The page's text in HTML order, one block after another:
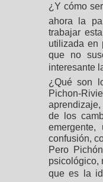
¿Y cómo
ahora la
trabajar
utilizada en
que no
interesante
¿Qué son
Pichon-
de los
confusión,
Pero
psicológico,
que es la